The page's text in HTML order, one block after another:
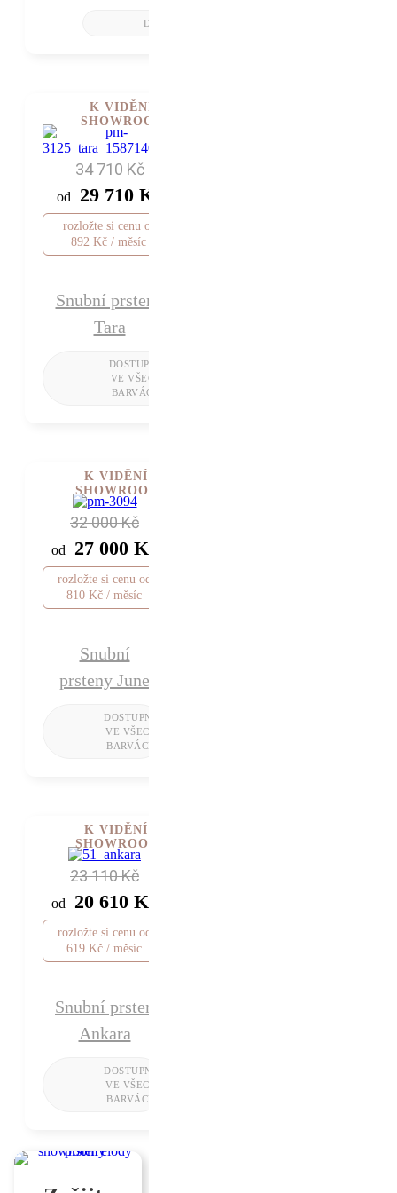
34 710 Kč
od 29 710 Kč
rozložte si cenu od
892 Kč / měsíc
Snubní prsteny
Tara
K VIDĚNÍ V
SHOWROOMU
32 000 Kč
od 27 000 Kč
rozložte si cenu od
810 Kč / měsíc
Snubní
prsteny June
K VIDĚNÍ V
SHOWROOMU
23 110 Kč
od 20 610 Kč
rozložte si cenu od
619 Kč / měsíc
Snubní prsten
Ankara
K VIDĚNÍ V
SHOWROOMU